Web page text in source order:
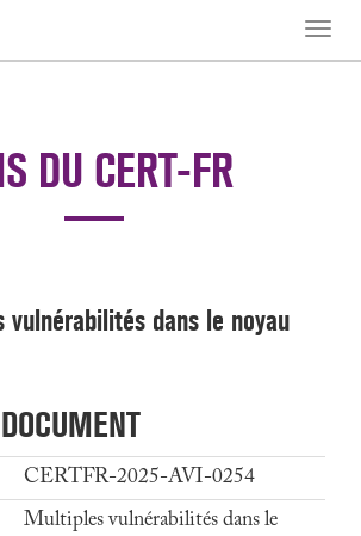
Toggle
DU CERT-FR
dans le noyau
CERTFR-2025-AVI-0254
Multiples vulnérabilités dans le